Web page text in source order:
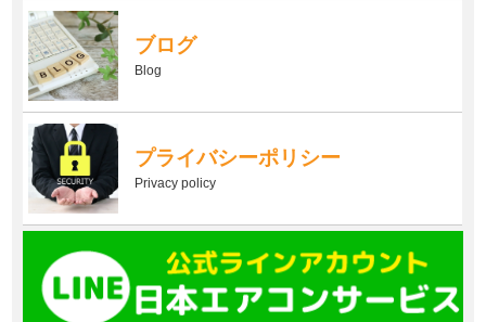
ブログ
Blog
プライバシーポリシー
Privacy policy